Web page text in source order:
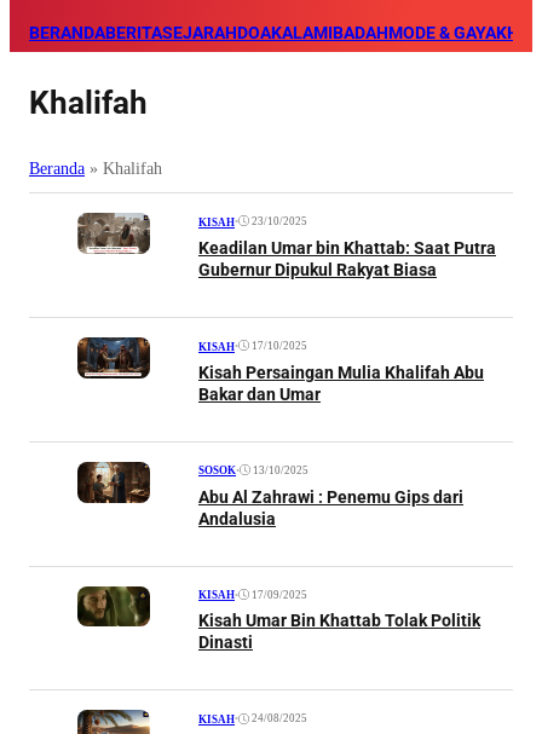
BERANDABERITASEJARAHDOAKALAMIBADAHMODE & GAYA
Khalifah
Beranda » Khalifah
KISAH• 23/10/2025
Keadilan Umar bin Khattab: Saat Putra
Gubernur Dipukul Rakyat Biasa
KISAH• 17/10/2025
Kisah Persaingan Mulia Khalifah Abu
Bakar dan Umar
SOSOK• 13/10/2025
Abu Al Zahrawi : Penemu Gips dari
Andalusia
KISAH• 17/09/2025
Kisah Umar Bin Khattab Tolak Politik
Dinasti
KISAH• 24/08/2025